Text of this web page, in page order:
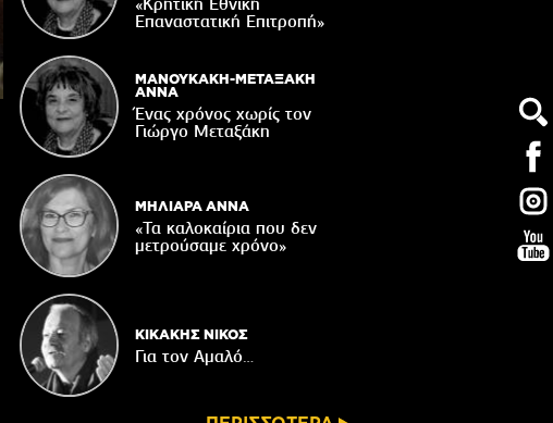
04/08/2026
Πέντε χρόνια μετά το σεισμό Αρκαλοχωρίου
Ανακοίνωση του Κυνηγετικού Συλλόγου
Βιάννου
04/08/2026
Επαναστατική Eπιτροπή»
ΜΑΝΟΥΚΑΚΗ-ΜΕΤΑΞΑΚΗ
ΑΝΝΑ
Ένας χρόνος χωρίς τον
Γιώργο Μεταξάκη
ΜΗΛΙΑΡΑ ΑΝΝΑ
«Τα καλοκαίρια που δεν
μετρούσαμε χρόνο»
ΚΙΚΑΚΗΣ ΝΙΚΟΣ
Για τον Αμαλό…